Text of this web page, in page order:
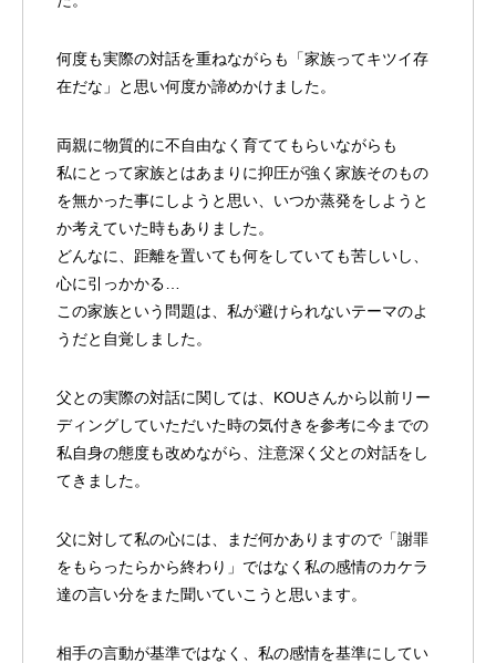
何度も実際の対話を重ねながらも「家族ってキツイ存
在だな」と思い何度か諦めかけました。
両親に物質的に不自由なく育ててもらいながらも
私にとって家族とはあまりに抑圧が強く家族そのもの
を無かった事にしようと思い、いつか蒸発をしようと
か考えていた時もありました。
どんなに、距離を置いても何をしていても苦しいし、
心に引っかかる…
この家族という問題は、私が避けられないテーマのよ
うだと自覚しました。
父との実際の対話に関しては、KOUさんから以前リー
ディングしていただいた時の気付きを参考に今までの
私自身の態度も改めながら、注意深く父との対話をし
てきました。
父に対して私の心には、まだ何かありますので「謝罪
をもらったらから終わり」ではなく私の感情のカケラ
達の言い分をまた聞いていこうと思います。
相手の言動が基準ではなく、私の感情を基準にしてい